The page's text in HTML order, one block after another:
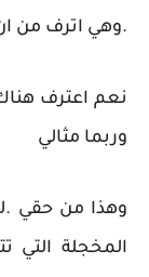
.وهي اترف من
نعم اعترف
وربما مثالي
وهذا من حقي
المخجلة التي